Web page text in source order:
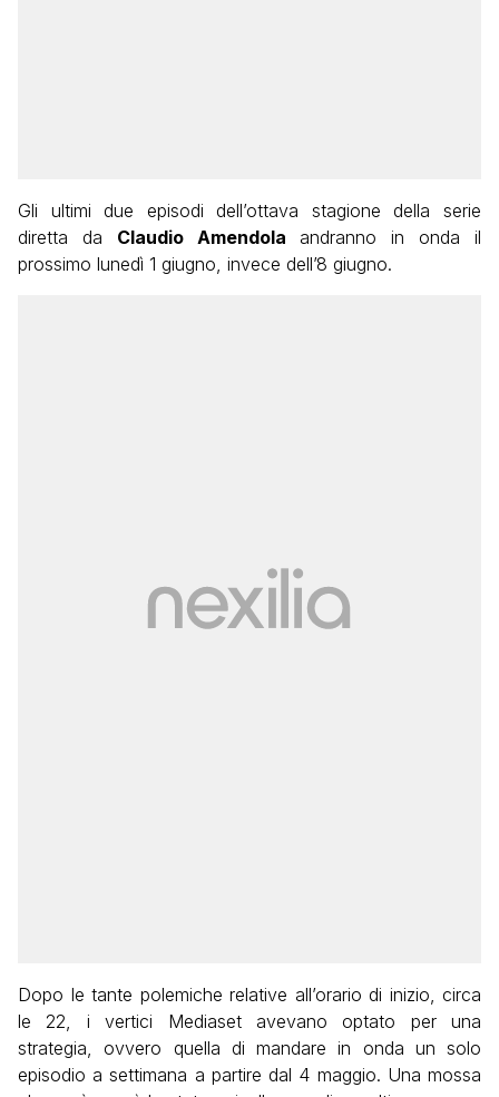
Gli ultimi due episodi dell’ottava stagione della serie
diretta da Claudio Amendola andranno in onda il
prossimo lunedì 1 giugno, invece dell’8 giugno.
Dopo le tante polemiche relative all’orario di inizio, circa
le 22, i vertici Mediaset avevano optato per una
strategia, ovvero quella di mandare in onda un solo
episodio a settimana a partire dal 4 maggio. Una mossa